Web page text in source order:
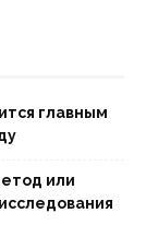
главным
или